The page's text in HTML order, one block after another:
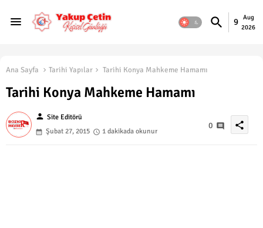
9
Aug
2026
Ana Sayfa Tarihi Yapılar Tarihi Konya Mahkeme Hamamı
Tarihi Konya Mahkeme Hamamı
person Site Editörü
Şubat 27, 2015
1 dakikada okunur
0 share